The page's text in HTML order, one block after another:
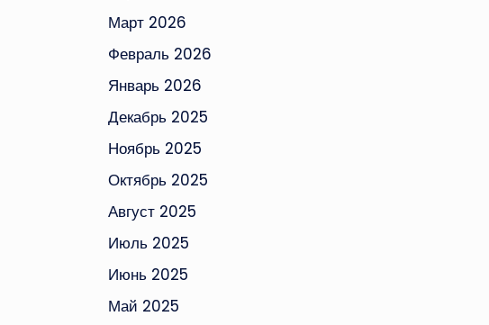
Март 2026
Февраль 2026
Январь 2026
Декабрь 2025
Ноябрь 2025
Октябрь 2025
Август 2025
Июль 2025
Июнь 2025
Май 2025